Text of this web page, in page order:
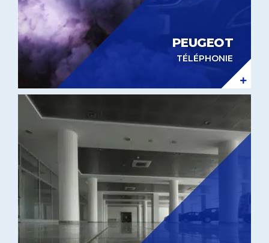
PEUGEOT
TÉLÉPHONIE
Expérientiel in-store Indigo